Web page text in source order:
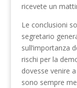
ricevete un
Le conclusioni
segretario
sull’importanza
rischi per la
dovesse venire
sono sempre